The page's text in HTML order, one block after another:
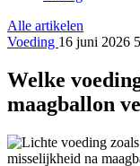
Alle artikelen
Voeding 16 juni 2026
Welke
maagballon